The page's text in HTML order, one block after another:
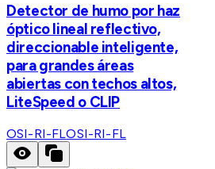
Detector de humo por haz
óptico lineal reflectivo,
direccionable inteligente,
para grandes áreas
abiertas con techos altos,
LiteSpeed o CLIP
OSI-RI-FLOSI-RI-FL